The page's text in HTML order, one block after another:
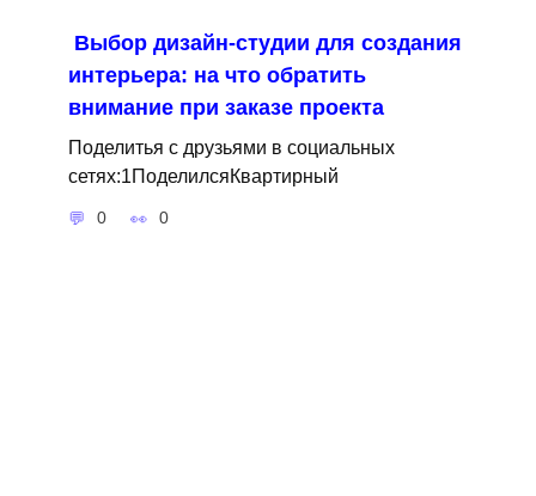
Выбор дизайн-студии для создания
интерьера: на что обратить
внимание при заказе проекта
Поделитья с друзьями в социальных
сетях:1ПоделилсяКвартирный
0 0